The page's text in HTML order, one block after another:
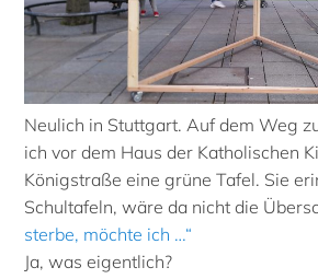
Neulich in Stuttgart. Auf dem Weg
ich vor dem Haus der Katholischen
Königstraße eine grüne Tafel. Sie
Schultafeln, wäre da nicht die
sterbe, möchte ich …“
Ja, was eigentlich?